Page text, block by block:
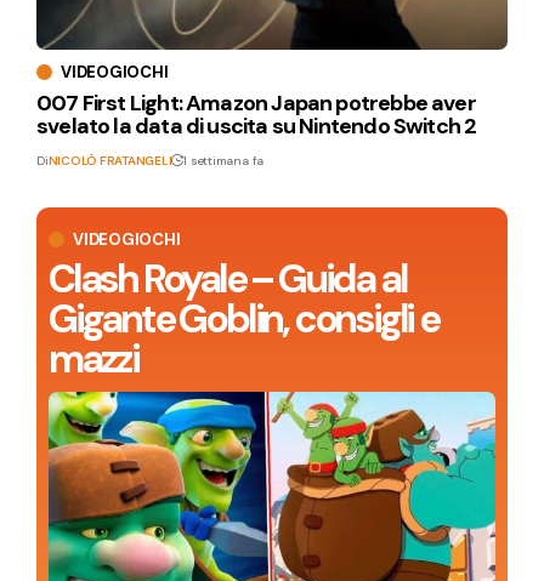
VIDEOGIOCHI
Clash Royale – Guida al
Gigante Goblin, consigli e
mazzi
VIDEOGIOCHI
007 First Light: Amazon Japan potrebbe aver
svelato la data di uscita su Nintendo Switch 2
DiNICOLÒ FRATANGELI 1 settimana fa